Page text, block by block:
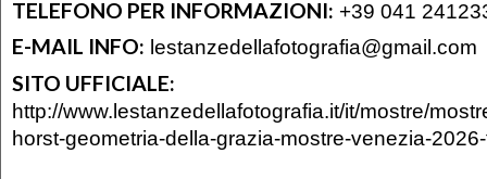
TELEFONO PER INFORMAZIONI: +39 041
E-MAIL INFO: lestanzedellafotografia@gmail.com
SITO UFFICIALE:
http://www.lestanzedellafotografia.it/it/mostre/
horst-geometria-della-grazia-mostre-venezia-